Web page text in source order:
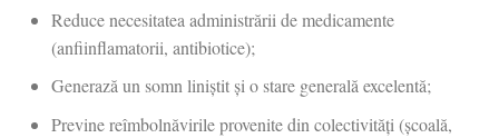
Reduce necesitatea administrării de medicamente
(anfiinflamatorii, antibiotice);
Generază un somn liniștit și o stare generală excelentă;
Previne reîmbolnăvirile provenite din colectivități (școală,